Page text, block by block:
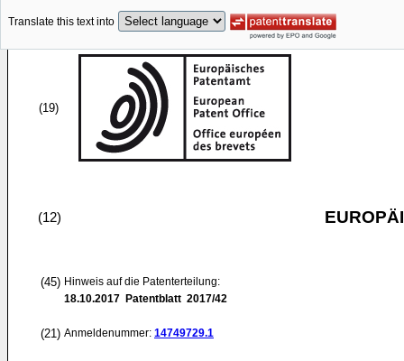
Translate this text into
(19)
(12)
(45) Hinweis auf die Patenterteilung:
18.10.2017 Patentblatt 2017/42
(21) Anmeldenummer: 14749729.1